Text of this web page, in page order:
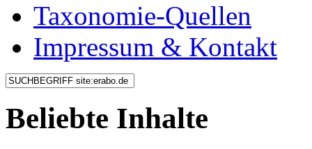
Taxonomie-Quellen
Impressum & Kontakt
Beliebte Inhalte